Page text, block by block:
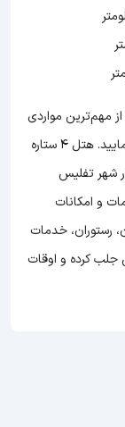
مهم‌ترین مواردی
است که باید درباره آن تحقیق کرده و برنامه‌ریزی نمایید. هتل 4 ستاره
شهر تفلیس
و امکانات
رستوران، خدمات
جلب کرده و اوقات